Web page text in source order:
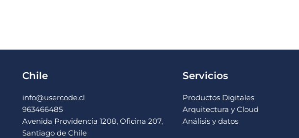
Chile
info@usercode.cl
963466485
Avenida Providencia 1208, Oficina 207,
Santiago de Chile
Servicios
Productos Digitales
Arquitectura y Cloud
Análisis y datos